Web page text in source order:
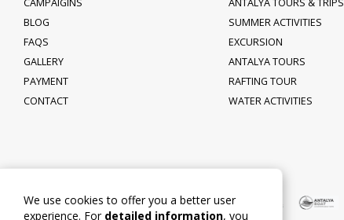
We use cookies to offer you a better user
experience. For detailed information, you
BLOG
FAQS
GALLERY
PAYMENT
CONTACT
SUMMER ACTIVITIES
EXCURSION
ANTALYA TOURS
RAFTING TOUR
WATER ACTIVITIES